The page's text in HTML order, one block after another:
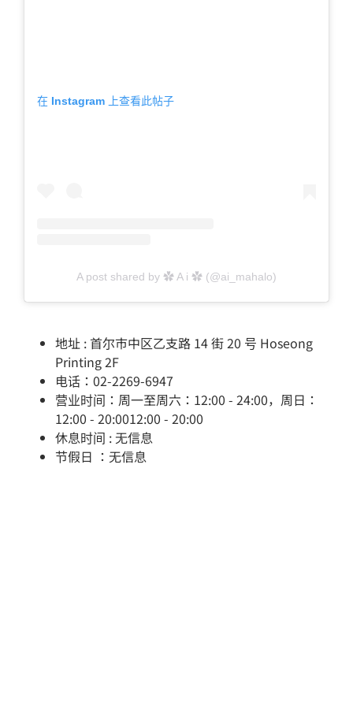
在 Instagram 上查看此帖子
A post shared by ✿ A i ✿ (@ai_mahalo)
地址 : 首尔市中区乙支路 14 街 20 号 Hoseong
Printing 2F
电话：02-2269-6947
营业时间：周一至周六：12:00 - 24:00，周日：
12:00 - 20:0012:00 - 20:00
休息时间 : 无信息
节假日 ：无信息